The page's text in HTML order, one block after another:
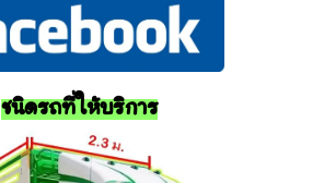
ชนิดรถที่ให้บริการ